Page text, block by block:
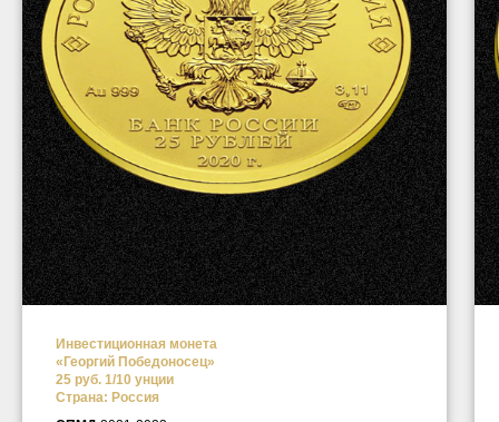
Инвестиционная монета
«Георгий Победоносец»
25 руб. 1/10 унции
Страна: Россия